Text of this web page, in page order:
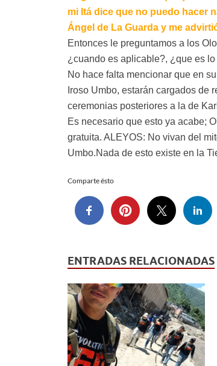
mi Itá dice que no puedo hacer
Ángel de La Guarda y me
Entonces le preguntamos a los
¿cuando es aplicable?, ¿que es
No hace falta mencionar que en
Iroso Umbo, estarán cargados de
ceremonias posteriores a la de
Es necesario que esto ya acabe;
gratuita. ALEYOS: No vivan del
Umbo.Nada de esto existe en la
Comparte ésto
ENTRADAS RELACIONADAS